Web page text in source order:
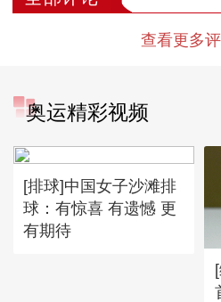
查看更多
奥运精彩视频
[排球]中国女子沙滩排
球：有惊喜 有遗憾 更
有期待